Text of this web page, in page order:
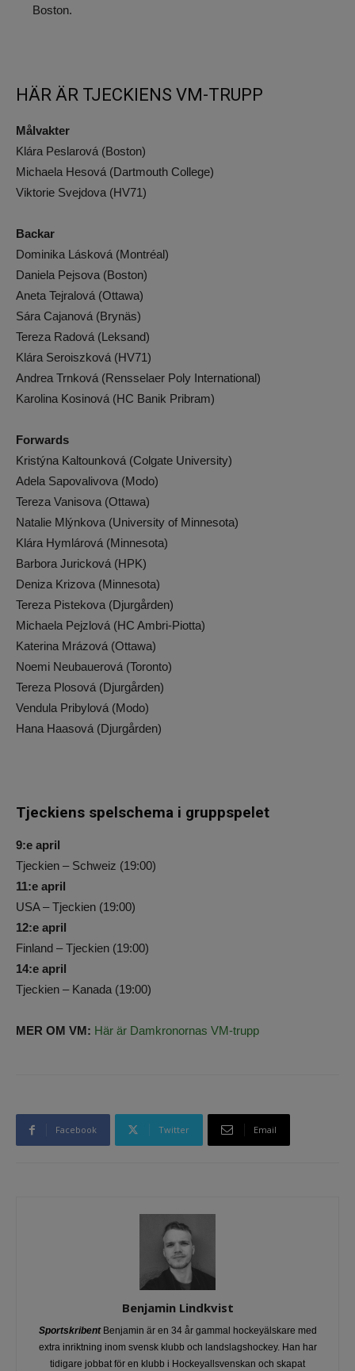
Boston.
HÄR ÄR TJECKIENS VM-TRUPP
Målvakter
Klára Peslarová (Boston)
Michaela Hesová (Dartmouth College)
Viktorie Svejdova (HV71)
Backar
Dominika Lásková (Montréal)
Daniela Pejsova (Boston)
Aneta Tejralová (Ottawa)
Sára Cajanová (Brynäs)
Tereza Radová (Leksand)
Klára Seroiszková (HV71)
Andrea Trnková (Rensselaer Poly International)
Karolina Kosinová (HC Banik Pribram)
Forwards
Kristýna Kaltounková (Colgate University)
Adela Sapovalivova (Modo)
Tereza Vanisova (Ottawa)
Natalie Mlýnkova (University of Minnesota)
Klára Hymlárová (Minnesota)
Barbora Juricková (HPK)
Deniza Krizova (Minnesota)
Tereza Pistekova (Djurgården)
Michaela Pejzlová (HC Ambri-Piotta)
Katerina Mrázová (Ottawa)
Noemi Neubauerová (Toronto)
Tereza Plosová (Djurgården)
Vendula Pribylová (Modo)
Hana Haasová (Djurgården)
Tjeckiens spelschema i gruppspelet
9:e april
Tjeckien – Schweiz (19:00)
11:e april
USA – Tjeckien (19:00)
12:e april
Finland – Tjeckien (19:00)
14:e april
Tjeckien – Kanada (19:00)
MER OM VM: Här är Damkronornas VM-trupp
Facebook Twitter Email
Benjamin Lindkvist
SportskribentBenjamin är en 34 år gammal hockeyälskare med
extra inriktning inom svensk klubb och landslagshockey. Han har
tidigare jobbat för en klubb i Hockeyallsvenskan och skapat